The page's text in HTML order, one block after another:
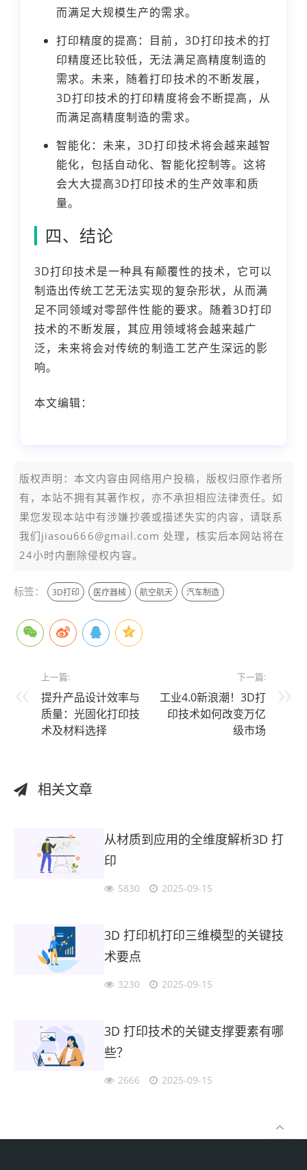
而满足大规模生产的需求。
打印精度的提高：目前，3D打印技术的打
印精度还比较低，无法满足高精度制造的
需求。未来，随着打印技术的不断发展，
3D打印技术的打印精度将会不断提高，从
而满足高精度制造的需求。
智能化：未来，3D打印技术将会越来越智
能化，包括自动化、智能化控制等。这将
会大大提高3D打印技术的生产效率和质
量。
四、结论
3D打印技术是一种具有颠覆性的技术，它可以
制造出传统工艺无法实现的复杂形状，从而满
足不同领域对零部件性能的要求。随着3D打印
技术的不断发展，其应用领域将会越来越广
泛，未来将会对传统的制造工艺产生深远的影
响。
本文编辑：
版权声明：本文内容由网络用户投稿，版权归原作者所
有，本站不拥有其著作权，亦不承担相应法律责任。如
果您发现本站中有涉嫌抄袭或描述失实的内容，请联系
我们jiasou666@gmail.com 处理，核实后本网站将在
24小时内删除侵权内容。
标签： 3D打印 医疗器械 航空航天 汽车制造
上一篇:
提升产品设计效率与
质量：光固化打印技
术及材料选择
下一篇:
工业4.0新浪潮！3D打
印技术如何改变万亿
级市场
相关文章
从材质到应用的全维度解析3D 打
印
5830 2025-09-15
3D 打印机打印三维模型的关键技
术要点
3230 2025-09-15
3D 打印技术的关键支撑要素有哪
些？
2666 2025-09-15